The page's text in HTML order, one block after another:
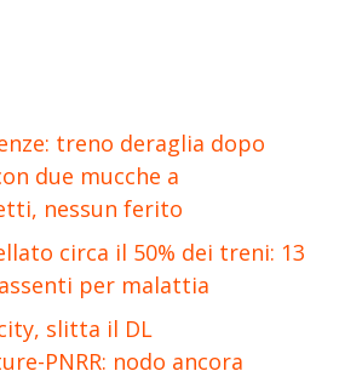
treno deraglia dopo
due mucche a
nessun ferito
circa il 50% dei treni: 13
per malattia
slitta il DL
PNRR: nodo ancora